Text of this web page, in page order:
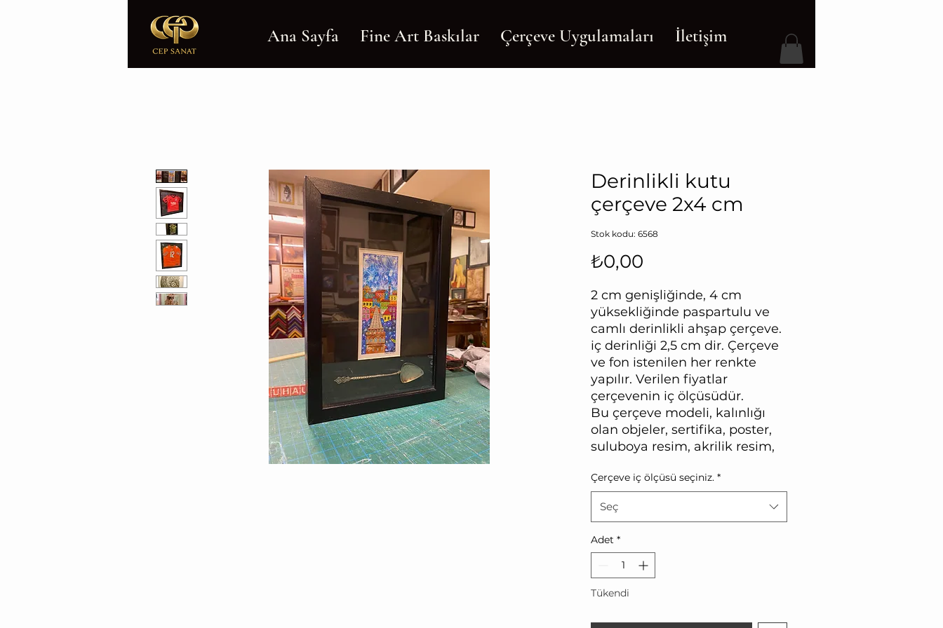
Ana Sayfa Fine Art Baskılar Çerçeve Uygulamaları İletişim
Derinlikli kutu
çerçeve 2x4 cm
Stok kodu: 6568
₺0,00
2 cm genişliğinde, 4 cm
yüksekliğinde paspartulu ve
camlı derinlikli ahşap çerçeve.
iç derinliği 2,5 cm dir. Çerçeve
ve fon istenilen her renkte
yapılır. Verilen fiyatlar
çerçevenin iç ölçüsüdür.
Bu çerçeve modeli, kalınlığı
olan objeler, sertifika, poster,
suluboya resim, akrilik resim,
Çerçeve iç ölçüsü seçiniz. *
Seç
Adet *
Tükendi